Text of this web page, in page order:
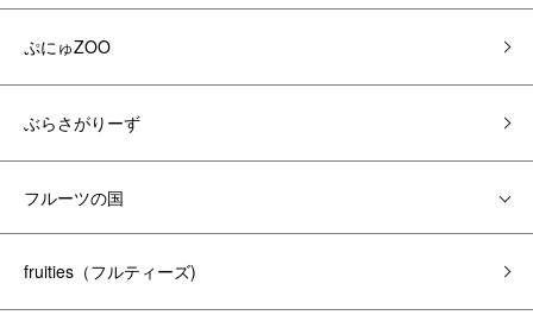
ぷにゅZOO
ぶらさがりーず
フルーツの国
fruities（フルティーズ)